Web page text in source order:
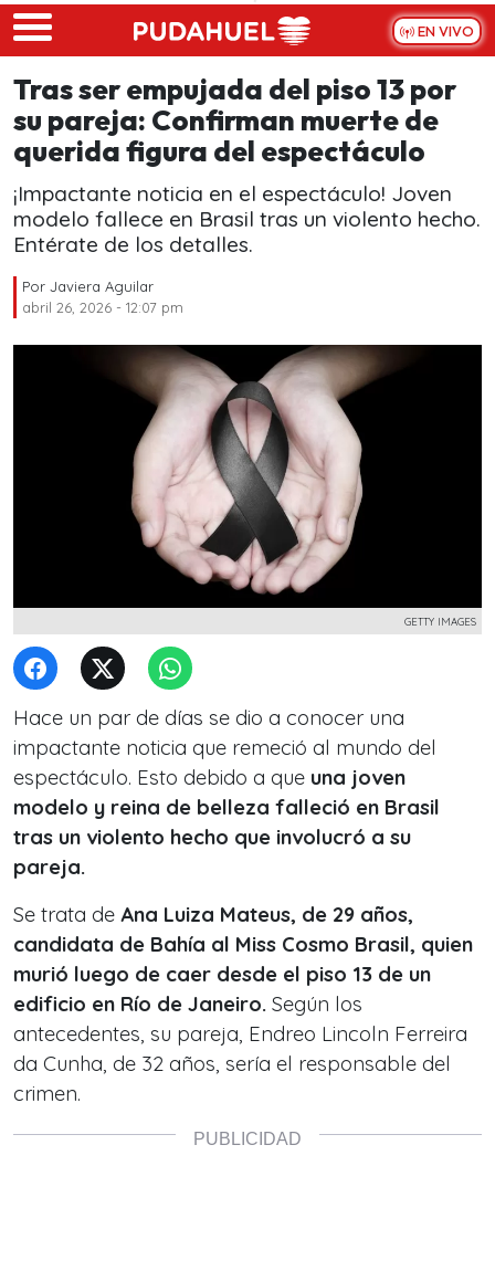
Skip to main content
EN VIVO
Tras ser empujada del piso 13 por
su pareja: Confirman muerte de
querida figura del espectáculo
¡Impactante noticia en el espectáculo! Joven
modelo fallece en Brasil tras un violento hecho.
Entérate de los detalles.
Por Javiera Aguilar
abril 26, 2026 - 12:07 pm
GETTY IMAGES
Hace un par de días se dio a conocer una
impactante noticia que remeció al mundo del
espectáculo. Esto debido a que una joven
modelo y reina de belleza falleció en Brasil
tras un violento hecho que involucró a su
pareja.
Se trata de Ana Luiza Mateus, de 29 años,
candidata de Bahía al Miss Cosmo Brasil, quien
murió luego de caer desde el piso 13 de un
edificio en Río de Janeiro. Según los
antecedentes, su pareja, Endreo Lincoln Ferreira
da Cunha, de 32 años, sería el responsable del
crimen.